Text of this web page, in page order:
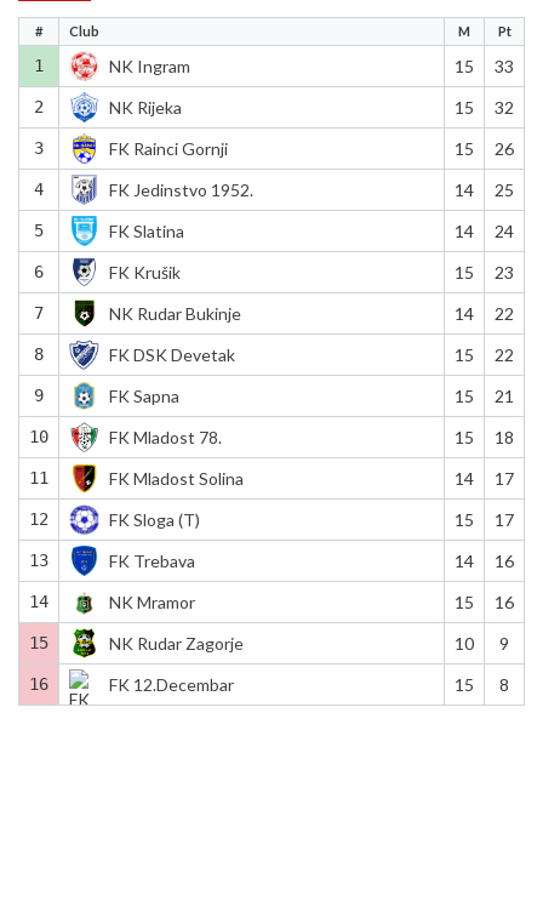
# Club M Pt
1 NK Ingram 15 33
2 NK Rijeka 15 32
3 FK Rainci Gornji 15 26
4 FK Jedinstvo 1952. 14 25
5 FK Slatina 14 24
6 FK Krušik 15 23
7 NK Rudar Bukinje 14 22
8 FK DSK Devetak 15 22
9 FK Sapna 15 21
10 FK Mladost 78. 15 18
11 FK Mladost Solina 14 17
12 FK Sloga (T) 15 17
13 FK Trebava 14 16
14 NK Mramor 15 16
15 NK Rudar Zagorje 10 9
16 FK 12.Decembar 15 8